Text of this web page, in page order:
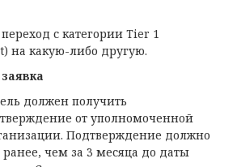
с категории Tier 1
на какую-либо другую.
должен получить
от уполномоченной
Подтверждение должно
чем за 3 месяца до даты